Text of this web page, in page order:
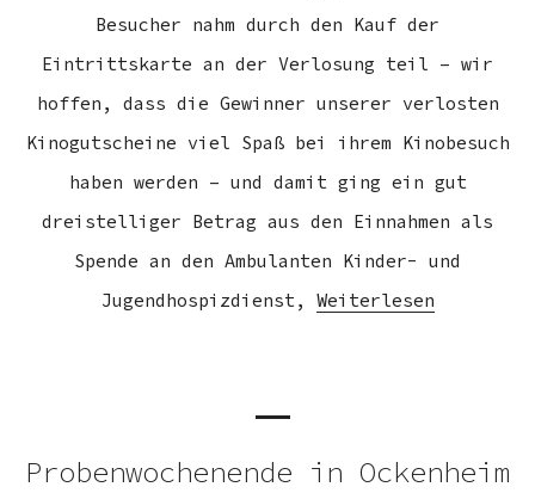
Besucher nahm durch den Kauf der
Eintrittskarte an der Verlosung teil – wir
hoffen, dass die Gewinner unserer verlosten
Kinogutscheine viel Spaß bei ihrem Kinobesuch
haben werden – und damit ging ein gut
dreistelliger Betrag aus den Einnahmen als
Spende an den Ambulanten Kinder- und
Jugendhospizdienst, Weiterlesen
Probenwochenende in Ockenheim